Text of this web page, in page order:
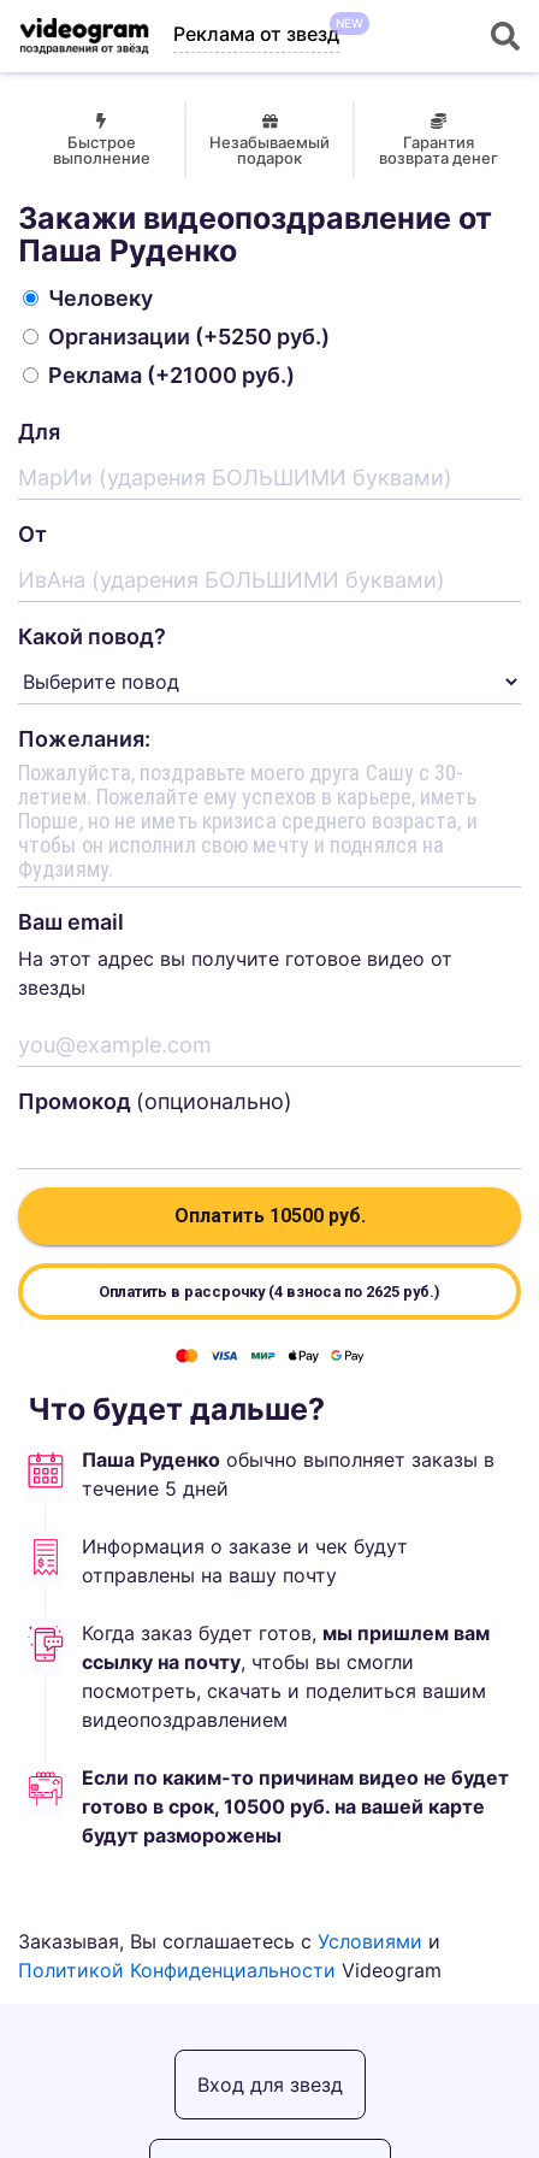
Реклама от звездNEW
Быстрое
выполнение
Незабываемый
подарок
Гарантия
возврата денег
Закажи видеопоздравление от
Паша Руденко
Человеку
Организации (+5250 руб.)
Реклама (+21000 руб.)
Для
От
Какой повод?
Пожелания:
Ваш email
На этот адрес вы получите готовое видео от
звезды
Промокод (опционально)
Оплатить 10500руб.
Оплатить в рассрочку (4 взноса по 2625 руб.)
Что будет дальше?
Паша Руденко обычно выполняет заказы в
течение 5 дней
Информация о заказе и чек будут
отправлены на вашу почту
Когда заказ будет готов, мы пришлем вам
ссылку на почту, чтобы вы смогли
посмотреть, скачать и поделиться вашим
видеопоздравлением
Если по каким-то причинам видео не будет
готово в срок, 10500 руб. на вашей карте
будут разморожены
Заказывая, Вы соглашаетесь с Условиями и
Политикой Конфиденциальности Videogram
Вход для звезд